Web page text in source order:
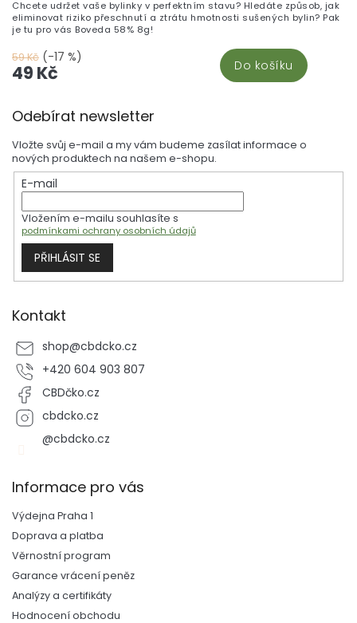
59 Kč (-17 %)
49 Kč Do košíku
Chcete udržet vaše bylinky v perfektním stavu? Hledáte způsob, jak
eliminovat riziko přeschnutí a ztrátu hmotnosti sušených bylin? Pak
je tu pro vás Boveda 58% 8g!
Odebírat newsletter
Vložte svůj e-mail a my vám budeme zasílat informace o
nových produktech na našem e-shopu.
E-mail
Vložením e-mailu souhlasíte s
podmínkami ochrany osobních údajů
PŘIHLÁSIT SE
Kontakt
shop@cbdcko.cz
+420 604 903 807
CBDčko.cz
cbdcko.cz
@cbdcko.cz
Informace pro vás
Výdejna Praha 1
Doprava a platba
Věrnostní program
Garance vrácení peněz
Analýzy a certifikáty
Hodnocení obchodu